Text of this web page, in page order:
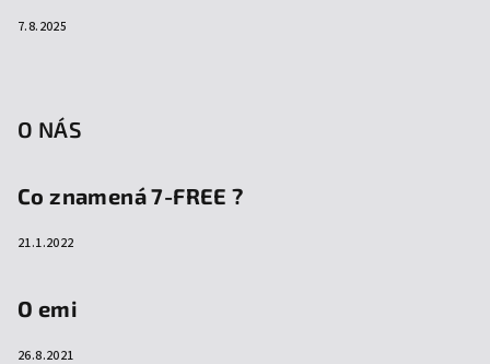
7.8.2025
O NÁS
Co znamená 7-FREE ?
21.1.2022
O emi
26.8.2021